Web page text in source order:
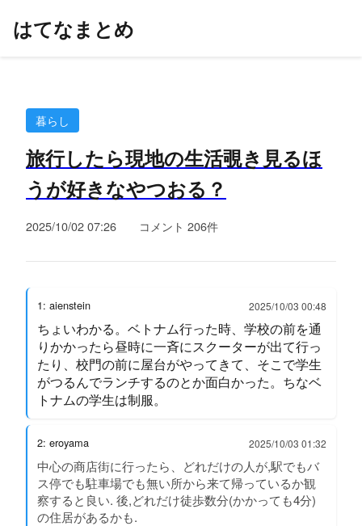
はてなまとめ
暮らし
旅行したら現地の生活覗き見るほ
うが好きなやつおる？
2025/10/02 07:26 コメント 206件
1: aienstein 2025/10/03 00:48
ちょいわかる。ベトナム行った時、学校の前を通
りかかったら昼時に一斉にスクーターが出て行っ
たり、校門の前に屋台がやってきて、そこで学生
がつるんでランチするのとか面白かった。ちなベ
トナムの学生は制服。
2: eroyama 2025/10/03 01:32
中心の商店街に行ったら、どれだけの人が,駅でもバ
ス停でも駐車場でも無い所から来て帰っているか観
察すると良い. 後,どれだけ徒歩数分(かかっても4分)
の住居があるかも.